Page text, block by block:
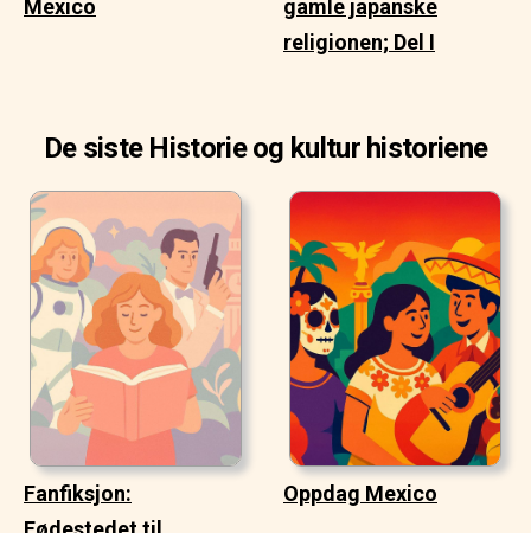
Mexico
gamle japanske
religionen; Del I
De siste Historie og kultur historiene
Fanfiksjon:
Oppdag Mexico